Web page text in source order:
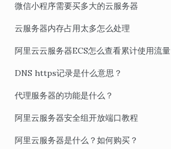
微信小程序需要买多大的云服务器
云服务器内存占用太多怎么处理
阿里云云服务器ECS怎么查看累计使用流量
DNS https记录是什么意思？
代理服务器的功能是什么？
阿里云服务器安全组开放端口教程
阿里云服务器是什么？如何购买？